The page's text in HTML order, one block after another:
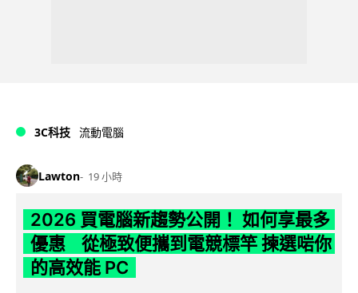
3C科技 流動電腦
Lawton 19 小時
2026 買電腦新趨勢公開！ 如何享最多
優惠 從極致便攜到電競標竿 揀選啱你
的高效能 PC